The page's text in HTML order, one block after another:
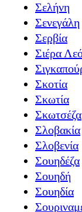
Σελήνη
Σενεγάλη
Σερβία
Σιέρα
Σκοτία
Σκωτία
Σκωτσέζα
Σλοβακία
Σλοβενία
Σουηδέζα
Σουηδή
Σουηδία